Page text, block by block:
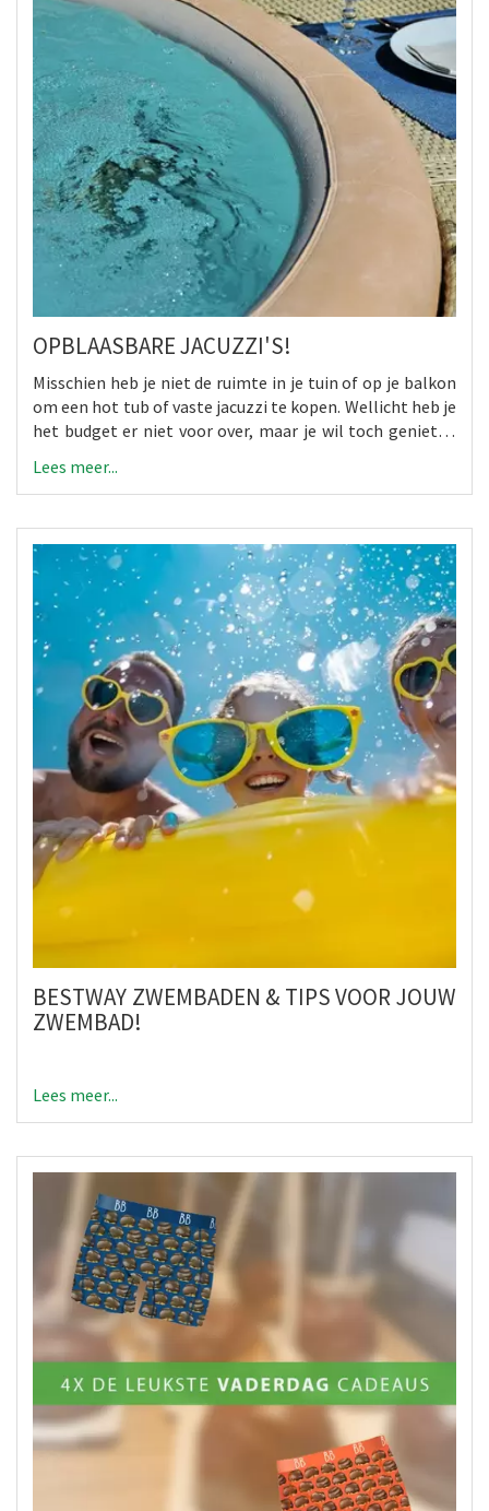
OPBLAASBARE JACUZZI'S!
Misschien heb je niet de ruimte in je tuin of op je balkon
om een hot tub of vaste jacuzzi te kopen. Wellicht heb je
het budget er niet voor over, maar je wil toch genieten
deze blog behandelen we waarom je een opblaasbare
aanschaf en we bespreken de voordelen van een
opblaasbare jacuzzi. Als afsluiter komen drie
verschillende jacuzzi's aan bod die bij T
Lees meer...
BESTWAY ZWEMBADEN & TIPS VOOR JOUW
ZWEMBAD!
Lees meer...